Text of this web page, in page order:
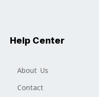
Help Center
About Us
Contact